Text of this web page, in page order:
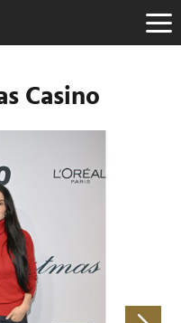
Casino